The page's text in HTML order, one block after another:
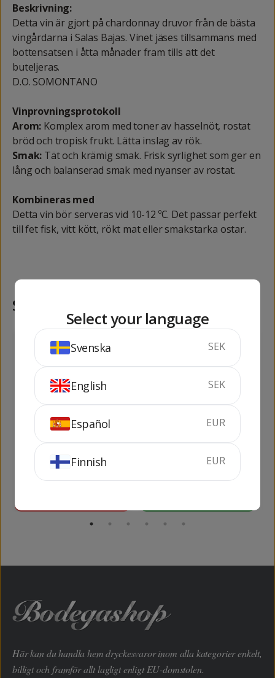
Beskrivning:
Detta vin är gjort på chardonnay druvor från de bästa
vingårdarna i Salas Bajas. Vinet jäses tillsammans med
bottensatsen i åtta månader fram tills att det
buteljeras.
D.O. SOMONTANO
Vinprovningsprotokoll
Arom: Komplex arom med toner av hasselnöt, rostat
bröd och tropisk frukt. Lätta inslag av rök.
Smak: Tät och krämig smak. Frisk syrlighet som ger en
lång och balanserad smak med nyanser av rostat.
Kombineras med
Detta vin bör serveras vid 10-12 ºC. Det passar perfekt
till fet fisk, vitt kött, rökt mat eller smakstarka ostar.
Samma kategori
652kr
Habla de Ti Pack (2
flaskor + 2 Riedel
Glas)
12.5%
480
Conde de Valdemar
Finca Alto Cantabria
Här kan du handla hem dryckesvaror inom alla kategorier enkelt,
billigt och framför allt lagligt enligt EU-domstolen.
Select your language
Svenska SEK
English SEK
Español EUR
Finnish EUR